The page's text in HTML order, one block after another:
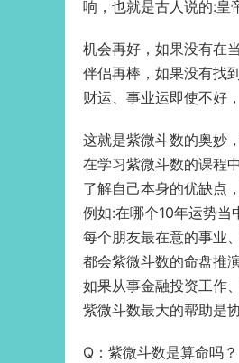
响，也就是古人说的:皇
机会再好，如果没有在
伴侣再棒，如果没有找
财运、事业运即使不好
这就是紫微斗数的奥妙
在学习紫微斗数的课程
了解自己本身的优缺点
例如:在哪个10年运势当
每个朋友最在意的事业
都会紫微斗数的命盘推
如果从事金融投资工作
紫微斗数最大的帮助是
Q：紫微斗数是算命吗？